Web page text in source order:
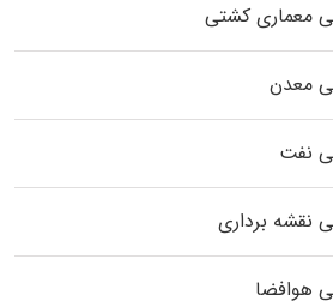
معماری کشتی
معدن
نفت
نقشه برداری
هوافضا